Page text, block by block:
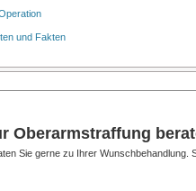
und Fakten
Oberarmstraffung
Sie gerne zu Ihrer Wunschbehandlung.